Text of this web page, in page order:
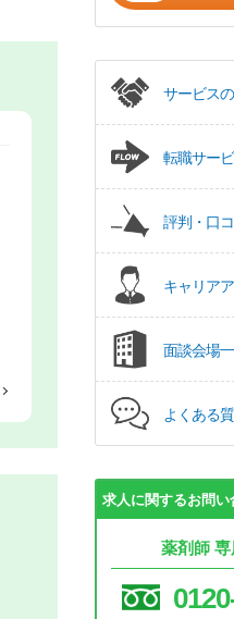
サービス
転職サー
評判・口
キャリア
面談会場
よくある
求人に関するお問い
薬剤師